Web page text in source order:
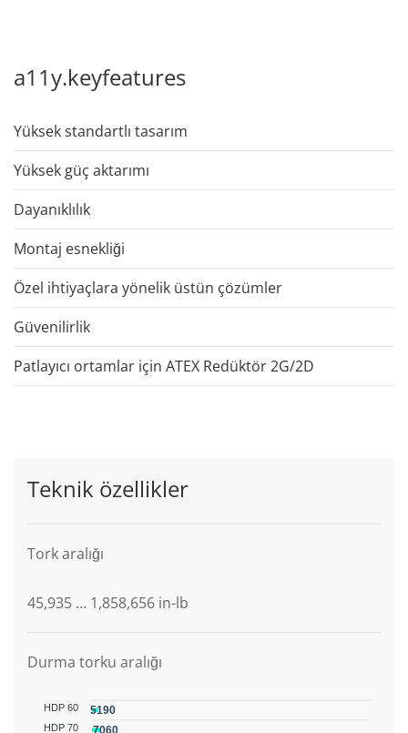
a11y.keyfeatures
Yüksek standartlı tasarım
Yüksek güç aktarımı
Dayanıklılık
Montaj esnekliği
Özel ihtiyaçlara yönelik üstün çözümler
Güvenilirlik
Patlayıcı ortamlar için ATEX Redüktör 2G/2D
Teknik özellikler
Tork aralığı
45,935 … 1,858,656 in-lb
Durma torku aralığı
HDP 60
HDP 70
5190
7060